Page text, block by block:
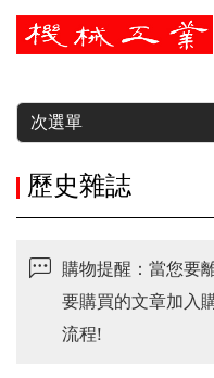
暫停
次選單
歷史雜誌
購物提醒：當您要
要購買的文章加入
流程!